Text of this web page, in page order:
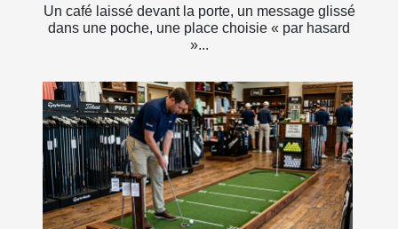
Un café laissé devant la porte, un message glissé
dans une poche, une place choisie « par hasard
»...